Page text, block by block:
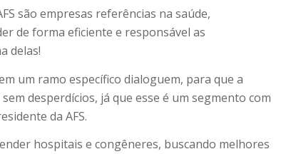
são empresas referências na saúde,
de forma eficiente e responsável as
delas!
um ramo específico dialoguem, para que a
desperdícios, já que esse é um segmento com
da AFS.
hospitais e congêneres, buscando melhores